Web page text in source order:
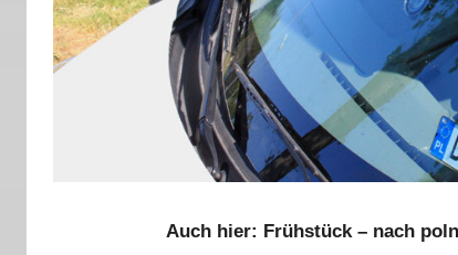
Auch hier: Frühstück – nach